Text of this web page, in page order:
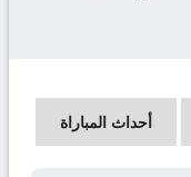
أحداث المباراة